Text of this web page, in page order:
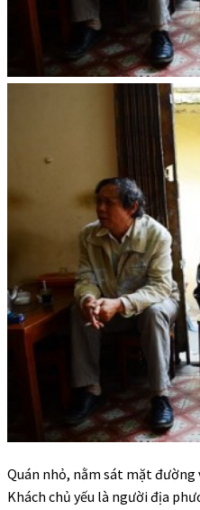
Quán nhỏ, nằm sát mặt đường
Khách chủ yếu là người địa